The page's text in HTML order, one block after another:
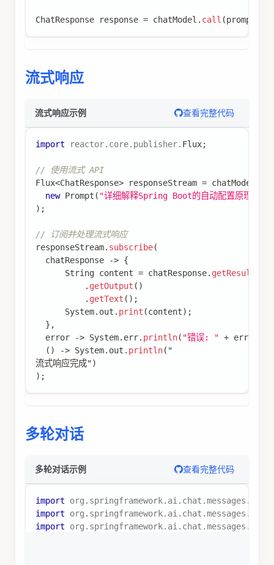
ChatResponse response = chatModel . call (prompt
流式响应
流式响应示例 查看完整代码
import reactor. core. publisher. Flux;
// 使用流式 API
Flux<ChatResponse> responseStream = chatModel
new Prompt ( "详细解释Spring Boot的自动配置原理"
) ;
// 订阅并处理流式响应
responseStream. subscribe(
  chatResponse
-> {
String content = chatResponse. getResult
. getOutput ( )
. getText ( ) ;
System. out . print (content) ;
} ,
  error
-> System. err. println( "错误: " + error
( ) -> System. out . println( "
流式响应完成")
) ;
多轮对话
多轮对话示例 查看完整代码
import org . springframework. ai. chat .messages .
import
org . springframework. ai. chat .messages .
import
org . springframework. ai. chat .messages .